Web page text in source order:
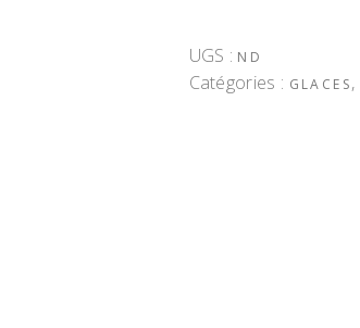
UGS : ND
Catégories : GLACES,